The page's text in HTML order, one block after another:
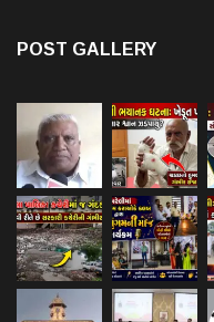
POST GALLERY